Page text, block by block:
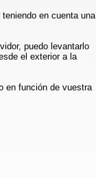
en cuenta una
puedo levantarlo
el exterior a la
en función de vuestra